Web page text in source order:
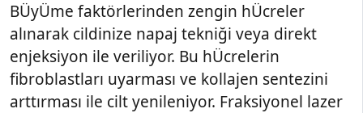
BÜyÜme faktörlerinden zengin hÜcreler
alınarak cildinize napaj tekniği veya direkt
enjeksiyon ile veriliyor. Bu hÜcrelerin
fibroblastları uyarması ve kollajen sentezini
arttırması ile cilt yenileniyor. Fraksiyonel lazer